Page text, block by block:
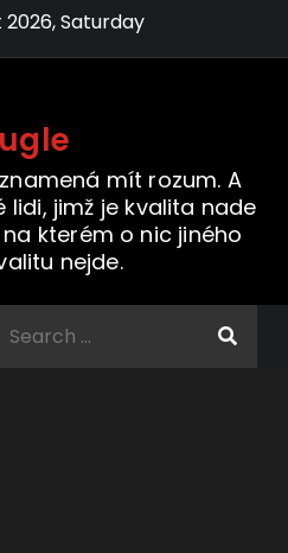
Saturday
mít rozum. A
jimž je kvalita nade
kterém o nic jiného
nejde.